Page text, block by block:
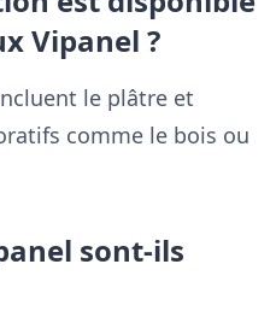
Vipanel ?
le plâtre et
comme le bois ou
sont-ils